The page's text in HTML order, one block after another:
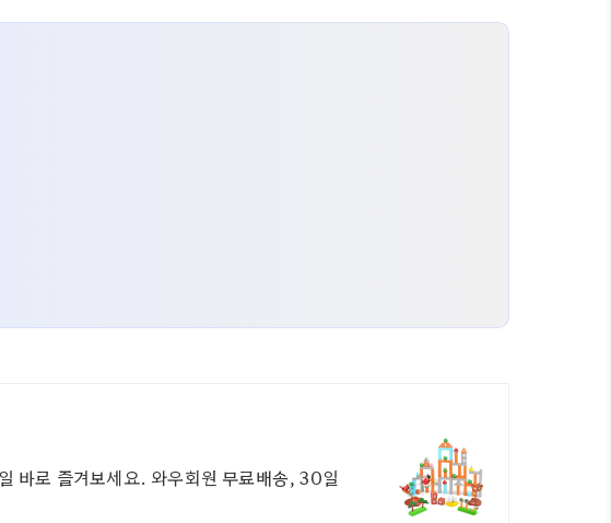
바로 즐겨보세요. 와우회원 무료배송, 30일